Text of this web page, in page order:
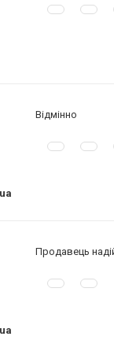
Відмінно
Продавець